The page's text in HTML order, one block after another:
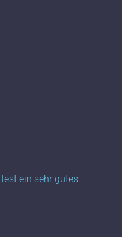
ein sehr gutes